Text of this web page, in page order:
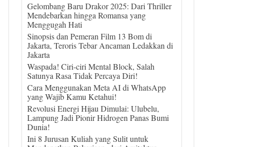
Gelombang Baru Drakor 2025: Dari Thriller
Mendebarkan hingga Romansa yang
Menggugah Hati
Sinopsis dan Pemeran Film 13 Bom di
Jakarta, Teroris Tebar Ancaman Ledakkan di
Jakarta
Waspada! Ciri-ciri Mental Block, Salah
Satunya Rasa Tidak Percaya Diri!
Cara Menggunakan Meta AI di WhatsApp
yang Wajib Kamu Ketahui!
Revolusi Energi Hijau Dimulai: Ulubelu,
Lampung Jadi Pionir Hidrogen Panas Bumi
Dunia!
Ini 8 Jurusan Kuliah yang Sulit untuk